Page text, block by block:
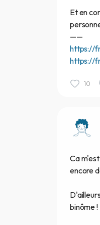
Et en
——
https://
https://
10
Ca
encore
binôme !